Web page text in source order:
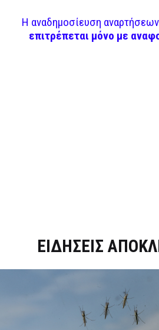
Η αναδημοσίευση
επιτρέπεται μόνο με
ΕΙΔΗΣΕΙΣ